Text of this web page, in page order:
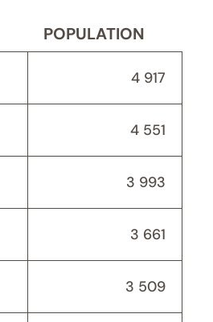
POPULATION
4 917
4 551
3 993
3 661
3 509